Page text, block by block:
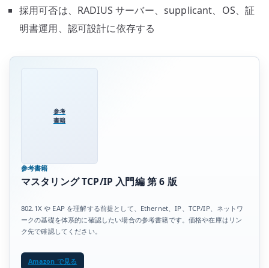
採用可否は、RADIUS サーバー、supplicant、OS、証
明書運用、認可設計に依存する
参考
書籍
参考書籍
マスタリング TCP/IP 入門編 第 6 版
802.1X や EAP を理解する前提として、Ethernet、IP、TCP/IP、ネットワ
ークの基礎を体系的に確認したい場合の参考書籍です。価格や在庫はリン
ク先で確認してください。
Amazon で見る